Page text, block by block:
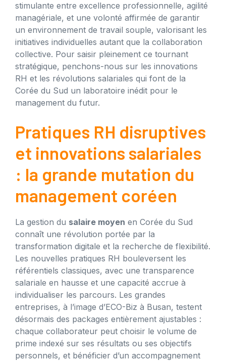
stimulante entre excellence professionnelle, agilité
managériale, et une volonté affirmée de garantir
un environnement de travail souple, valorisant les
initiatives individuelles autant que la collaboration
collective. Pour saisir pleinement ce tournant
stratégique, penchons-nous sur les innovations
RH et les révolutions salariales qui font de la
Corée du Sud un laboratoire inédit pour le
management du futur.
Pratiques RH disruptives
et innovations salariales
: la grande mutation du
management coréen
La gestion du salaire moyen en Corée du Sud
connaît une révolution portée par la
transformation digitale et la recherche de flexibilité.
Les nouvelles pratiques RH bouleversent les
référentiels classiques, avec une transparence
salariale en hausse et une capacité accrue à
individualiser les parcours. Les grandes
entreprises, à l’image d’ECO-Biz à Busan, testent
désormais des packages entièrement ajustables :
chaque collaborateur peut choisir le volume de
prime indexé sur ses résultats ou ses objectifs
personnels, et bénéficier d’un accompagnement